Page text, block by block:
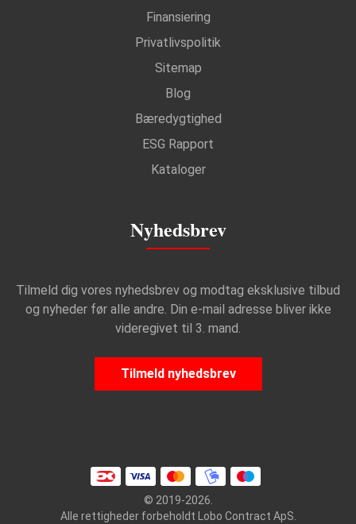
Finansiering
Privatlivspolitik
Sitemap
Blog
Bæredygtighed
ESG Rapport
Kataloger
Nyhedsbrev
Tilmeld dig vores nyhedsbrev og modtag eksklusive tilbud
og nyheder før alle andre. Din e-mail adresse bliver ikke
videregivet til 3. mand.
Tilmeld nyhedsbrev
© 2019-2026.
Alle rettigheder forbeholdt Lobo Contract ApS.